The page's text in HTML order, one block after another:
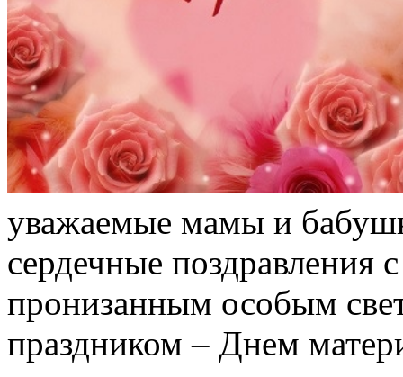
уважаемые мамы и
сердечные поздравления
пронизанным особым
праздником – Днем